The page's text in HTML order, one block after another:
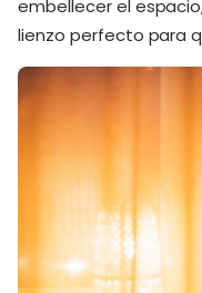
embellecer el
lienzo perfecto para